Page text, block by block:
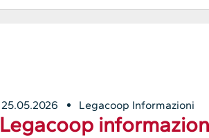
25.05.2026 Legacoop Informazioni
Legacoop